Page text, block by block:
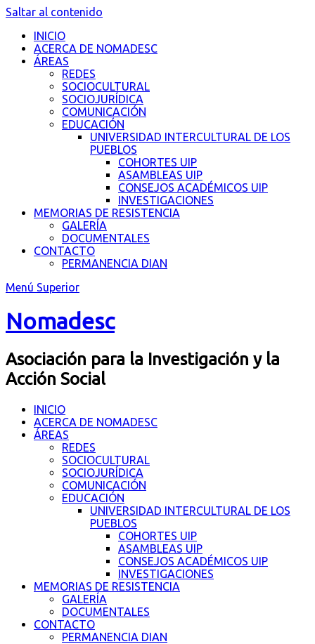
Saltar al contenido
INICIO
ACERCA DE NOMADESC
ÁREAS
REDES
SOCIOCULTURAL
SOCIOJURÍDICA
COMUNICACIÓN
EDUCACIÓN
UNIVERSIDAD INTERCULTURAL DE LOS
PUEBLOS
COHORTES UIP
ASAMBLEAS UIP
CONSEJOS ACADÉMICOS UIP
INVESTIGACIONES
MEMORIAS DE RESISTENCIA
GALERÍA
DOCUMENTALES
CONTACTO
PERMANENCIA DIAN
Menú Superior
Nomadesc
Asociación para la Investigación y la
Acción Social
INICIO
ACERCA DE NOMADESC
ÁREAS
REDES
SOCIOCULTURAL
SOCIOJURÍDICA
COMUNICACIÓN
EDUCACIÓN
UNIVERSIDAD INTERCULTURAL DE LOS
PUEBLOS
COHORTES UIP
ASAMBLEAS UIP
CONSEJOS ACADÉMICOS UIP
INVESTIGACIONES
MEMORIAS DE RESISTENCIA
GALERÍA
DOCUMENTALES
CONTACTO
PERMANENCIA DIAN